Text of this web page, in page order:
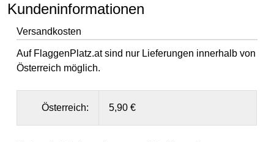
Kundeninformationen
Versandkosten
Auf FlaggenPlatz.at sind nur Lieferungen innerhalb von
Österreich möglich.
Österreich: 5,90 €